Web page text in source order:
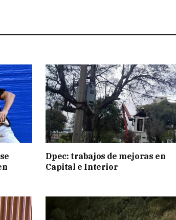
Dpec: trabajos de mejoras en
Capital e Interior